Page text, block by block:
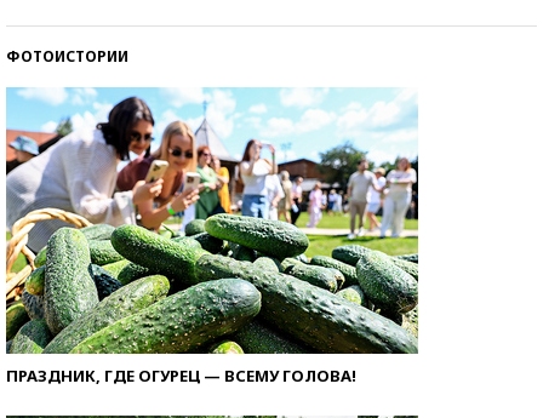
ФОТОИСТОРИИ
ПРАЗДНИК, ГДЕ ОГУРЕЦ — ВСЕМУ ГОЛОВА!